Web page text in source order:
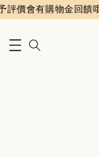
購物金回饋哦台灣